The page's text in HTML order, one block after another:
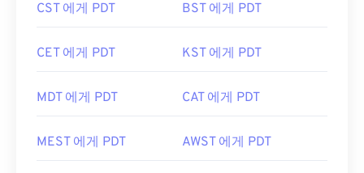
CST 에게 PDT BST 에게 PDT
CET 에게 PDT KST 에게 PDT
MDT 에게 PDT CAT 에게 PDT
MEST 에게 PDT AWST 에게 PDT